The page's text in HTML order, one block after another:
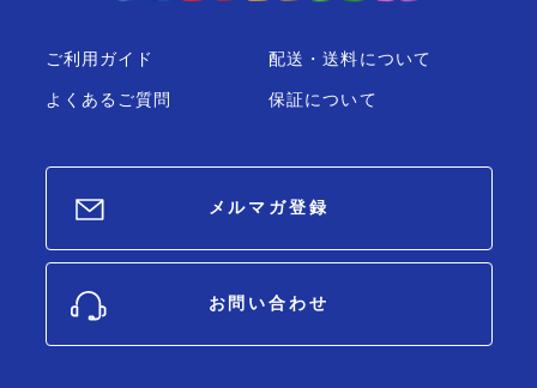
ご利用ガイド
よくあるご質問
配送・送料について
保証について
メルマガ登録
お問い合わせ